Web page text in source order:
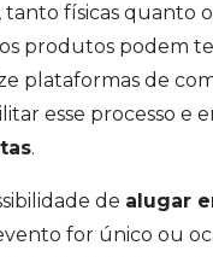
tanto físicas quanto
produtos podem
plataformas de
esse processo e
.
de alugar
for único ou